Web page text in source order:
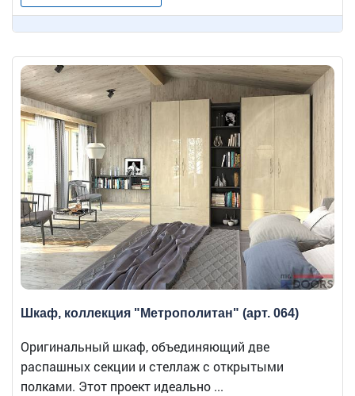
Шкаф, коллекция "Метрополитан" (арт. 064)
Оригинальный шкаф, объединяющий две
распашных секции и стеллаж с открытыми
полками. Этот проект идеально ...